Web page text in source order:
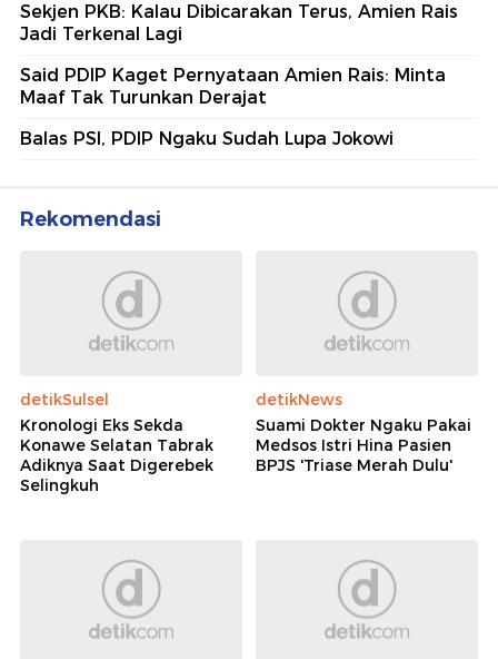
Sekjen PKB: Kalau Dibicarakan Terus, Amien Rais
Jadi Terkenal Lagi
Said PDIP Kaget Pernyataan Amien Rais: Minta
Maaf Tak Turunkan Derajat
Balas PSI, PDIP Ngaku Sudah Lupa Jokowi
Rekomendasi
detikSulsel
Kronologi Eks Sekda
Konawe Selatan Tabrak
Adiknya Saat Digerebek
Selingkuh
detikNews
Suami Dokter Ngaku Pakai
Medsos Istri Hina Pasien
BPJS 'Triase Merah Dulu'